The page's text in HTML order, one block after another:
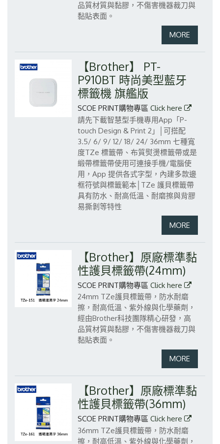
品質材質與黏膠，不傷害機器裁刀與
黏貼表面。
【Brother】 PT-
P910BT 時尚美型藍牙
標籤機 旗艦版
SCOE PRINT購物專區 Click here
請先下載智慧型手機專用App「P-
touch Design & Print 2」│可搭配
3.5/ 6/ 9/ 12/ 18/ 24/ 36mm 七種寬
度TZe 標籤帶、布質熨燙標籤帶或是
緞帶標籤帶使用可連接手機/電腦使
用，App 提供各式字型，內建多款邊
框符號與標籤範本│TZe 護貝標籤帶
具有防水、耐高低溫、耐磨擦與背膠
易撕剝等特性
【Brother】原廠標準黏
性護貝標籤帶(24mm)
SCOE PRINT購物專區 Click here
24mm TZe護貝標籤帶，防水耐磨
擦，耐高低溫、紫外線與化學藥劑，
經由Brother科技團隊精心研發，高
品質材質與黏膠，不傷害機器裁刀與
黏貼表面。
【Brother】原廠標準黏
性護貝標籤帶(36mm)
SCOE PRINT購物專區 Click here
36mm TZe護貝標籤帶，防水耐磨
擦，耐高低溫、紫外線與化學藥劑，